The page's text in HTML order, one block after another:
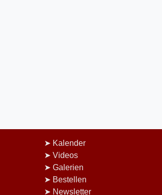
Kalender
Videos
Galerien
Bestellen
Newsletter